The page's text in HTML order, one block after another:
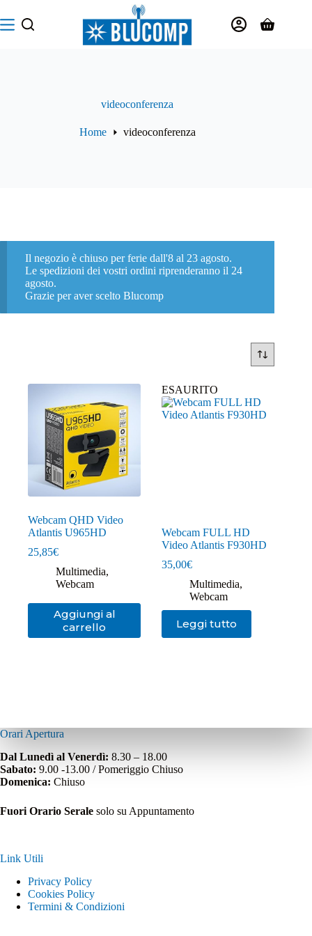
al
contenuto
Carrello
videoconferenza
Home videoconferenza
Il negozio è chiuso per ferie dall'8 al 23 agosto.
Le spedizioni dei vostri ordini riprenderanno il 24
agosto.
Grazie per aver scelto Blucomp
Webcam QHD Video
Atlantis U965HD
25,85€
Multimedia,
Webcam
Aggiungi al
carrello
ESAURITO
Webcam FULL HD
Video Atlantis F930HD
35,00€
Multimedia,
Webcam
Leggi tutto
Orari Apertura
Dal Lunedì al Venerdì: 8.30 – 18.00
Sabato: 9.00 -13.00 / Pomeriggio Chiuso
Domenica: Chiuso
Fuori Orario Serale solo su Appuntamento
Link Utili
Privacy Policy
Cookies Policy
Termini & Condizioni